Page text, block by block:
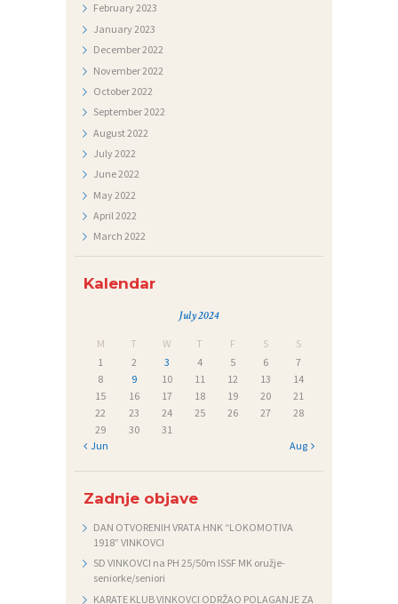
February2023
January2023
December2022
November2022
October2022
September2022
August2022
July2022
June2022
May2022
April2022
March 2022
Kalendar
July 2024
M T W T F S
S
1
2 3 4 5 6
7
8
9 10 11 12 13
14
15
16 17 18 19 20
21
22
23 24 25 26 27
28
29
30
31
« Jun
Aug »
Zadnje objave
DAN OTVORENIH VRATA HNK “LOKOMOTIVA
1918” VINKOVCI
SD VINKOVCI na PH 25/50m ISSF MK oružje-
seniorke/seniori
KARATE KLUB VINKOVCI ODRŽAO POLAGANJE ZA